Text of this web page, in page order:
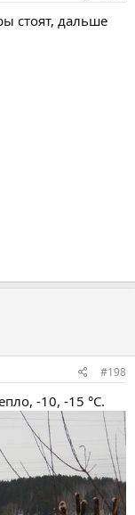
стоят, дальше
#198
-10, -15 °С.